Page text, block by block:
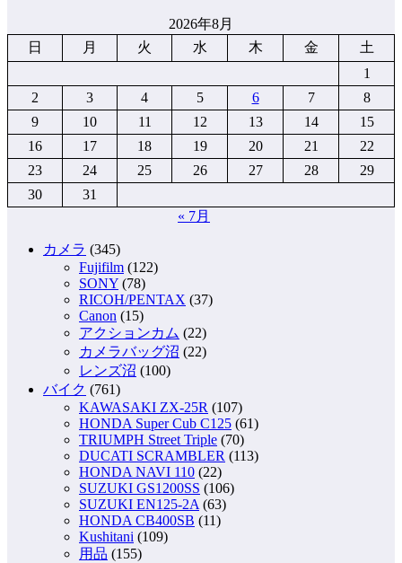
2026年8月
日
月 火 水 木 金
土
1
2
3 4 5 6 7
8
9
10 11 12 13 14
15
16
17 18 19 20 21
22
23
24 25 26 27 28
29
30
31
« 7月
カメラ (345)
Fujifilm (122)
SONY (78)
RICOH/PENTAX (37)
Canon (15)
アクションカム (22)
カメラバッグ沼 (22)
レンズ沼 (100)
バイク (761)
KAWASAKI ZX-25R (107)
HONDA Super Cub C125 (61)
TRIUMPH Street Triple (70)
DUCATI SCRAMBLER (113)
HONDA NAVI 110 (22)
SUZUKI GS1200SS (106)
SUZUKI EN125-2A (63)
HONDA CB400SB (11)
Kushitani (109)
用品 (155)